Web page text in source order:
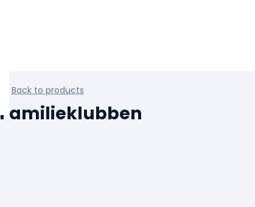
Back to products
Familieklubben